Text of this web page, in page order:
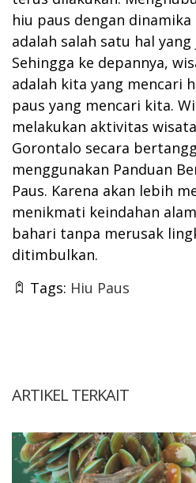
hiu paus dengan
adalah salah satu hal
Sehingga ke depannya,
adalah kita yang mencari
paus yang mencari kita.
melakukan aktivitas
Gorontalo secara
menggunakan Panduan
Paus. Karena akan lebih
menikmati keindahan
bahari tanpa merusak
ditimbulkan.
Tags: Hiu Paus
ARTIKEL TERKAIT